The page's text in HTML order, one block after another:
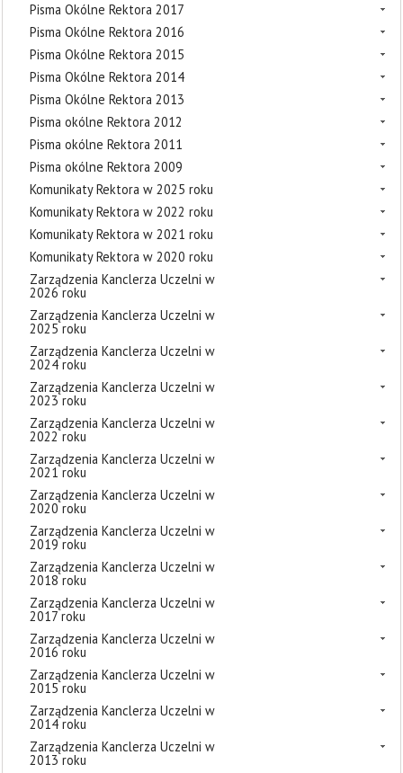
Pisma Okólne Rektora 2017
Pisma Okólne Rektora 2016
Pisma Okólne Rektora 2015
Pisma Okólne Rektora 2014
Pisma Okólne Rektora 2013
Pisma okólne Rektora 2012
Pisma okólne Rektora 2011
Pisma okólne Rektora 2009
Komunikaty Rektora w 2025 roku
Komunikaty Rektora w 2022 roku
Komunikaty Rektora w 2021 roku
Komunikaty Rektora w 2020 roku
Zarządzenia Kanclerza Uczelni w
2026 roku
Zarządzenia Kanclerza Uczelni w
2025 roku
Zarządzenia Kanclerza Uczelni w
2024 roku
Zarządzenia Kanclerza Uczelni w
2023 roku
Zarządzenia Kanclerza Uczelni w
2022 roku
Zarządzenia Kanclerza Uczelni w
2021 roku
Zarządzenia Kanclerza Uczelni w
2020 roku
Zarządzenia Kanclerza Uczelni w
2019 roku
Zarządzenia Kanclerza Uczelni w
2018 roku
Zarządzenia Kanclerza Uczelni w
2017 roku
Zarządzenia Kanclerza Uczelni w
2016 roku
Zarządzenia Kanclerza Uczelni w
2015 roku
Zarządzenia Kanclerza Uczelni w
2014 roku
Zarządzenia Kanclerza Uczelni w
2013 roku